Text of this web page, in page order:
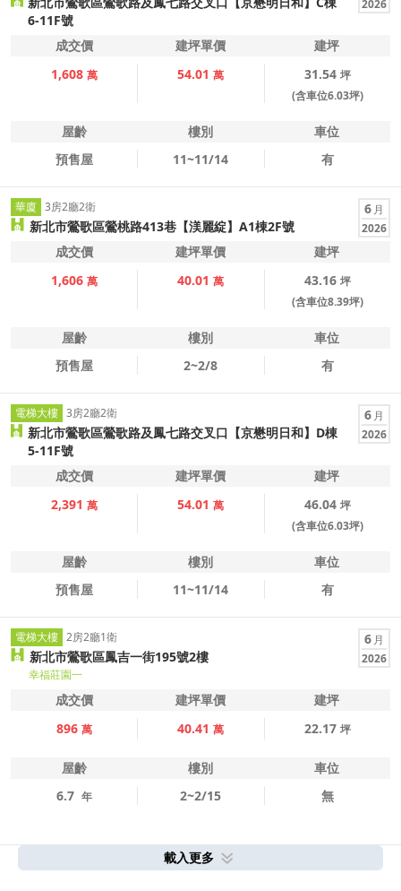
6-11F號
2026
成交價 建坪單價
建坪
1,608 萬 54.01 萬 31.54 坪
(含車位6.03坪)
屋齡 樓別
車位
預售屋
11~11/14 有
華廈 3房2廳2衛
新北市鶯歌區鶯桃路413巷【渼麗綻】A1棟2F號
6 月
2026
成交價 建坪單價
建坪
1,606 萬 40.01 萬 43.16 坪
(含車位8.39坪)
屋齡 樓別
車位
預售屋
2~2/8 有
電梯大樓 3房2廳2衛
新北市鶯歌區鶯歌路及鳳七路交叉口【京懋明日和】D棟
5-11F號
6 月
2026
成交價 建坪單價
建坪
2,391 萬 54.01 萬 46.04 坪
(含車位6.03坪)
屋齡 樓別
車位
預售屋
11~11/14 有
電梯大樓 2房2廳1衛
新北市鶯歌區鳳吉一街195號2樓
幸福莊園一
6 月
2026
成交價 建坪單價
建坪
896 萬 40.41 萬 22.17 坪
屋齡 樓別
車位
6.7 年 2~2/15 無
載入更多